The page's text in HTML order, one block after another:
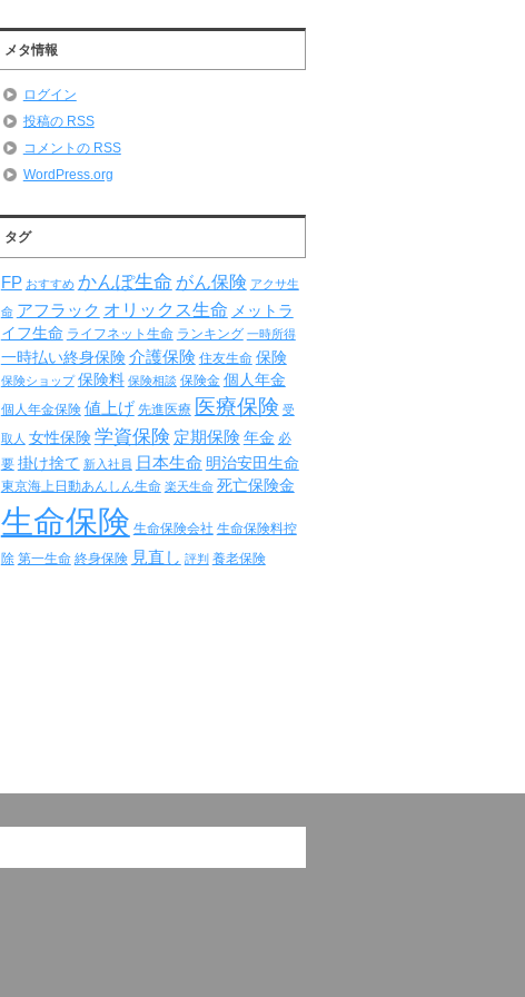
メタ情報
ログイン
投稿の RSS
コメントの RSS
WordPress.org
タグ
FP おすすめ かんぽ生命 がん保険 アクサ生
命 アフラック オリックス生命 メットラ
イフ生命 ライフネット生命 ランキング 一時所得
一時払い終身保険 介護保険 住友生命 保険
保険ショップ 保険料 保険相談 保険金 個人年金
個人年金保険 値上げ 先進医療 医療保険 受
取人 女性保険 学資保険 定期保険 年金 必
要 掛け捨て 新入社員 日本生命 明治安田生命
東京海上日動あんしん生命 楽天生命 死亡保険金
生命保険 生命保険会社 生命保険料控
除 第一生命 終身保険 見直し 評判 養老保険